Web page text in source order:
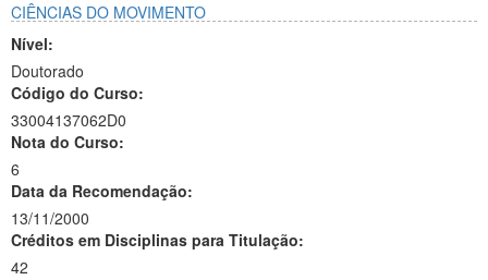
CIÊNCIAS DO MOVIMENTO
Nível:
Doutorado
Código do Curso:
33004137062D0
Nota do Curso:
6
Data da Recomendação:
13/11/2000
Créditos em Disciplinas para Titulação:
42